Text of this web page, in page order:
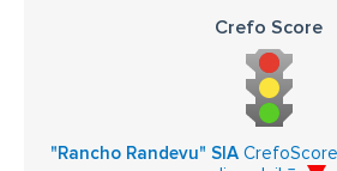
Crefo Score
"Rancho Randevu" SIA